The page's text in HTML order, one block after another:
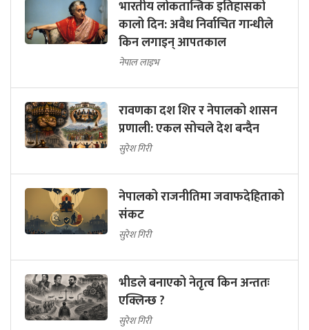
भारतीय लोकतान्त्रिक इतिहासको
कालो दिन: अवैध निर्वाचित गान्धीले
किन लगाइन् आपतकाल
नेपाल लाइभ
रावणका दश शिर र नेपालको शासन
प्रणाली: एकल सोचले देश बन्दैन
सुरेश गिरी
नेपालको राजनीतिमा जवाफदेहिताको
संकट
सुरेश गिरी
भीडले बनाएको नेतृत्व किन अन्ततः
एक्लिन्छ ?
सुरेश गिरी